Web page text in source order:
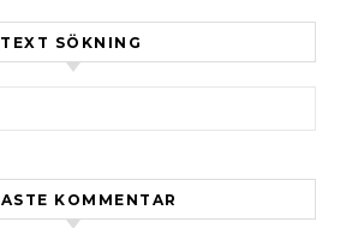
TEXT SÖKNING
KOMMENTAR